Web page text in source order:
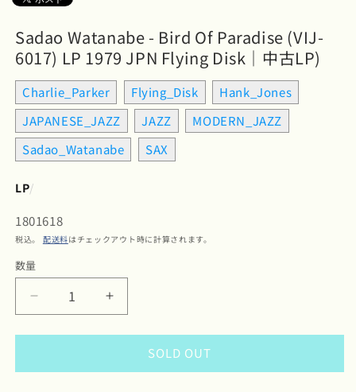
開
Sadao Watanabe - Bird Of Paradise (VIJ-
6017) LP 1979 JPN Flying Disk｜中古LP)
Charlie_Parker Flying_Disk
Hank_Jones
JAPANESE_JAZZ
JAZZ
MODERN_JAZZ
Sadao_Watanabe
SAX
LP/
SKU:
1801618
税込。 配送料はチェックアウト時に計算されます。
数
数量
Sadao
Watanabe
-
Of
Sadao
Watanabe
-
Of
SOLD OUT